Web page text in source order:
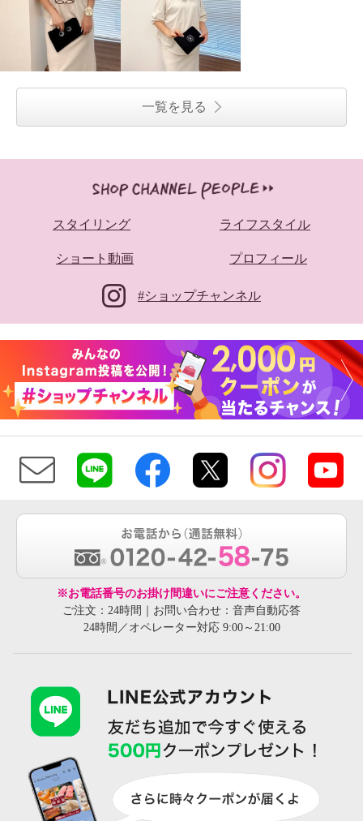
一覧を見る
スタイリング ライフスタイル
ショート動画 プロフィール
#ショップチャンネル
※お電話番号のお掛け間違いにご注意ください。
ご注文：24時間｜お問い合わせ：音声自動応答
24時間／オペレーター対応 9:00～21:00